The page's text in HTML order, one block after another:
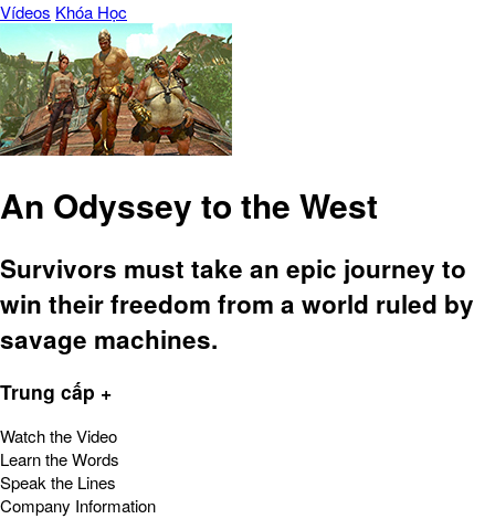
Vídeos Khóa Học
An Odyssey to the West
Survivors must take an epic journey to
win their freedom from a world ruled by
savage machines.
Trung cấp +
Watch the Video
Learn the Words
Speak the Lines
Company Information